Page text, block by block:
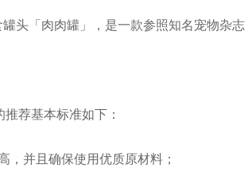
头「肉肉罐」，是一款参照知名宠物杂
荐基本标准如下：
，并且确保使用优质原材料；